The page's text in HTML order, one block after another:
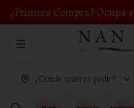
¿Primera Compra? Ocupa
Abrir menu de navegación
¿Dónde quieres pedir?